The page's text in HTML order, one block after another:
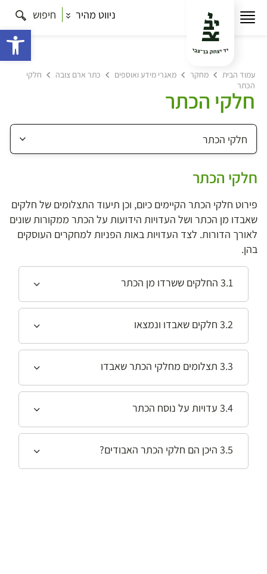
ניווט מהיר חיפוש
עמוד הבית מחקר מאגרי מידע ואוספים כתר ארם צובה
חלקי
הכתר
חלקי הכתר
חלקי הכתר
פירוט חלקי הכתר הקיימים כיום, וכן תיעוד התצלומים של חלקים
שאבדו מן הכתר ושל העדויות הידועות על הכתר ממקורות שונים
לאורך הדורות. לצד העדויות באות הפניות למחקרים העוסקים
בהן.
3.1 החלקים ששרדו מן הכתר
3.2 חלקים שאבדו ונמצאו
3.3 תצלומים מחלקי הכתר שאבדו
3.4 עדויות על נוסח הכתר
3.5 היכן הם חלקי הכתר האבודים?